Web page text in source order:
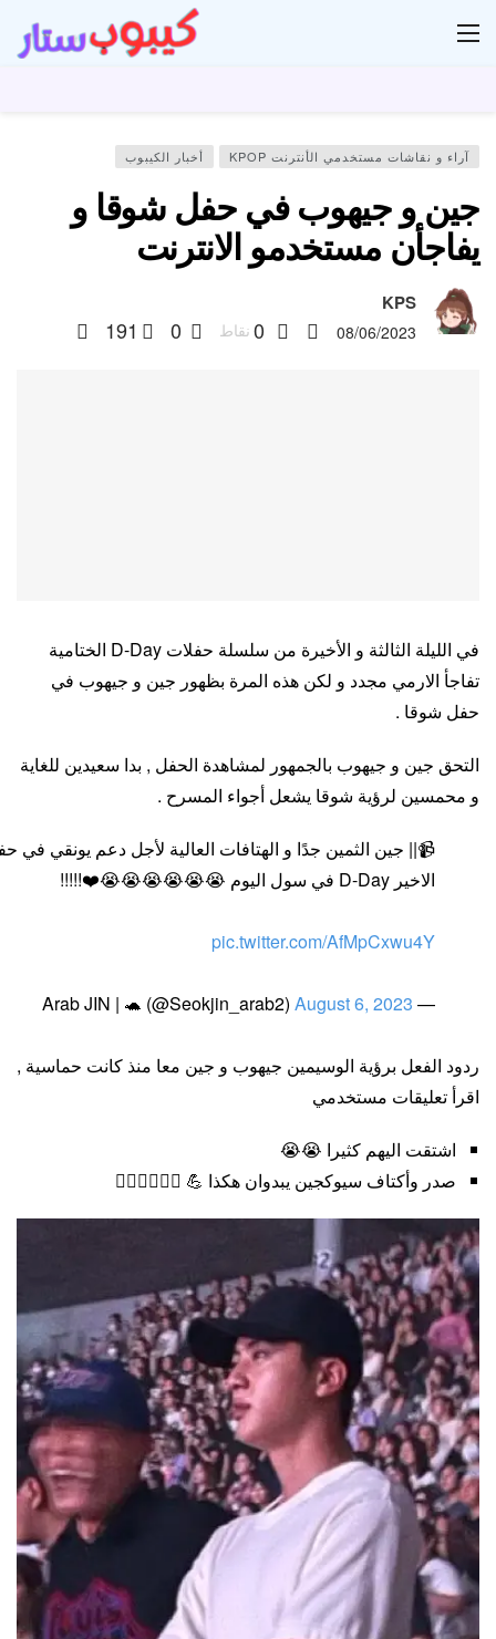
آراء و نقاشات مستخدمي الأنترنت KPOP أخبار الكيبوب
جين و جيهوب في حفل شوقا و
يفاجأن مستخدمو الانترنت
KPS
08/06/2023
0 نقاط 0
191
في الليلة الثالثة و الأخيرة من سلسلة حفلات D-Day الختامية
تفاجأ الارمي مجدد و لكن هذه المرة بظهور جين و جيهوب في
حفل شوقا .
التحق جين و جيهوب بالجمهور لمشاهدة الحفل , بدا سعيدين للغاية
و محمسين لرؤية شوقا يشعل أجواء المسرح .
📹|| جين الثمين جدًا و الهتافات العالية لأجل دعم يونقي في
الاخير D-Day في سول اليوم 😭😭😭😭😭😭❤️!!!!!
pic.twitter.com/AfMpCxwu4Y
— Arab JIN | 🐢 (@Seokjin_arab2)
August 6, 2023
ردود الفعل برؤية الوسيمين جيهوب و جين معا منذ كانت حماسية ,
اقرأ تعليقات مستخدمي
اشتقت اليهم كثيرا 😭😭
صدر وأكتاف سيوكجين يبدوان هكذا 💪 😵‍💫😵‍💫😵‍💫